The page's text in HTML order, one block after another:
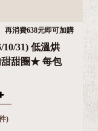
再消費638元即可加購
10/31) 低溫烘
甜甜圈★ 每包
)